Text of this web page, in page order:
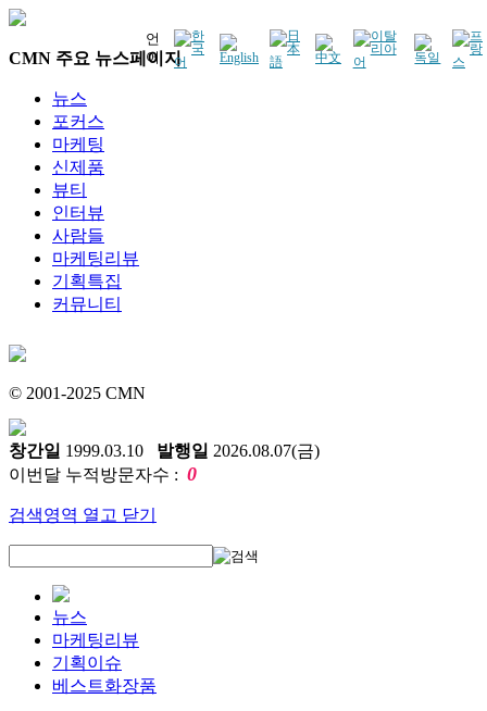
언
어
CMN 주요 뉴스페이지
뉴스
포커스
마케팅
신제품
뷰티
인터뷰
사람들
마케팅리뷰
기획특집
커뮤니티
© 2001-2025 CMN
창간일 1999.03.10 발행일 2026.08.07(금)
이번달 누적방문자수 : 0
검색영역 열고 닫기
뉴스
마케팅리뷰
기획이슈
베스트화장품